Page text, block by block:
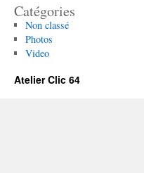
Catégories
Non classé
Photos
Video
Atelier Clic 64